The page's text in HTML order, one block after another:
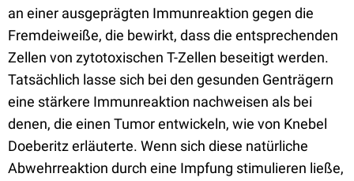
an einer ausgeprägten Immunreaktion gegen die
Fremdeiweiße, die bewirkt, dass die entsprechenden
Zellen von zytotoxischen T-Zellen beseitigt werden.
Tatsächlich lasse sich bei den gesunden Genträgern
eine stärkere Immunreaktion nachweisen als bei
denen, die einen Tumor entwickeln, wie von Knebel
Doeberitz erläuterte. Wenn sich diese natürliche
Abwehrreaktion durch eine Impfung stimulieren ließe,